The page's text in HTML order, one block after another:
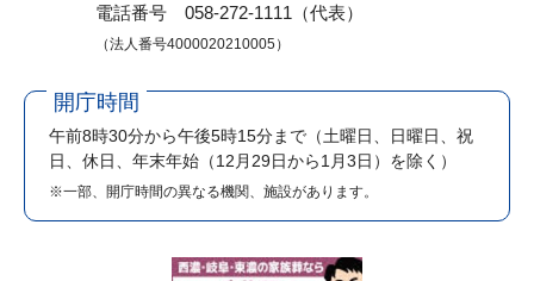
電話番号 058-272-1111（代表）
（法人番号4000020210005）
開庁時間
午前8時30分から午後5時15分まで （土曜日、日曜日、祝
日、休日、年末年始（12月29日から1月3日）を除く）
※一部、開庁時間の異なる機関、施設があります。